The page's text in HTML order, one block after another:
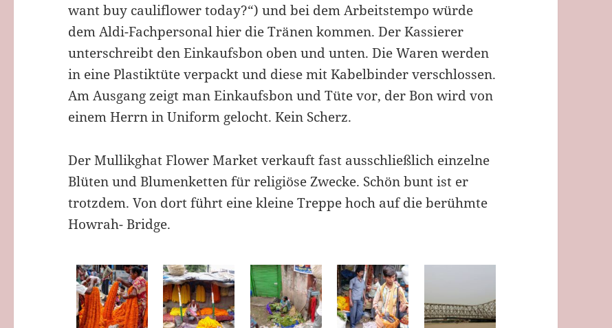
want buy cauliflower today?“) und bei dem Arbeitstempo würde
dem Aldi-Fachpersonal hier die Tränen kommen. Der Kassierer
unterschreibt den Einkaufsbon oben und unten. Die Waren werden
in eine Plastiktüte verpackt und diese mit Kabelbinder verschlossen.
Am Ausgang zeigt man Einkaufsbon und Tüte vor, der Bon wird von
einem Herrn in Uniform gelocht. Kein Scherz.
Der Mullikghat Flower Market verkauft fast ausschließlich einzelne
Blüten und Blumenketten für religiöse Zwecke. Schön bunt ist er
trotzdem. Von dort führt eine kleine Treppe hoch auf die berühmte
Howrah- Bridge.